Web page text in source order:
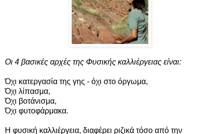
Οι 4 βασικές αρχές της Φυσικής καλλιέργειας είναι:
Όχι κατεργασία της γης - όχι στο όργωμα,
Όχι λίπασμα,
Όχι βοτάνισμα,
Όχι φυτοφάρμακα.
Η φυσική καλλιέργεια, διαφέρει ριζικά τόσο από την